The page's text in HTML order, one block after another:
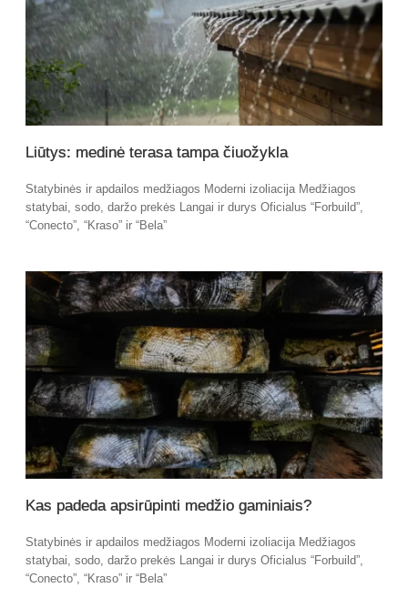
Liūtys: medinė terasa tampa čiuožykla
Statybinės ir apdailos medžiagos Moderni izoliacija Medžiagos
statybai, sodo, daržo prekės Langai ir durys Oficialus “Forbuild”,
“Conecto”, “Kraso” ir “Bela”
Kas padeda apsirūpinti medžio gaminiais?
Statybinės ir apdailos medžiagos Moderni izoliacija Medžiagos
statybai, sodo, daržo prekės Langai ir durys Oficialus “Forbuild”,
“Conecto”, “Kraso” ir “Bela”